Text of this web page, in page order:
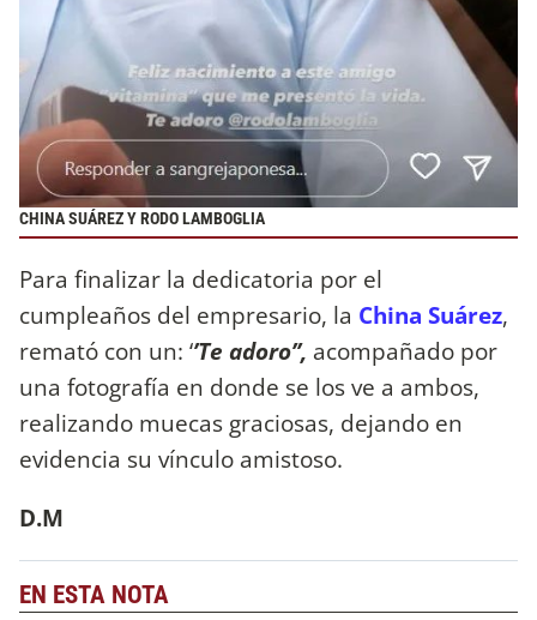
CHINA SUÁREZ Y RODO LAMBOGLIA
Para finalizar la dedicatoria por el
cumpleaños del empresario, la China Suárez,
remató con un: ‘’Te adoro’’, acompañado por
una fotografía en donde se los ve a ambos,
realizando muecas graciosas, dejando en
evidencia su vínculo amistoso.
D.M
EN ESTA NOTA